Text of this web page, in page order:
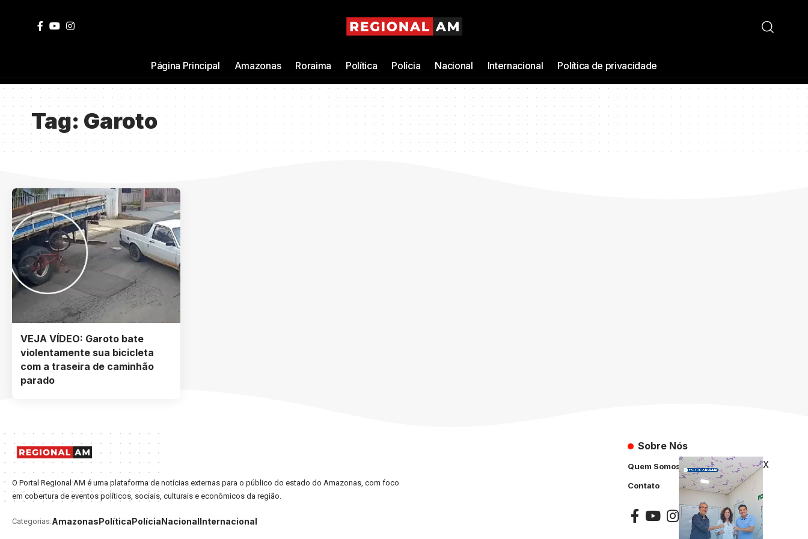
Página Principal Amazonas Roraima Política Polícia Nacional Internacional Política de privacidade
Tag: Garoto
VEJA VÍDEO: Garoto bate
violentamente sua bicicleta
com a traseira de caminhão
parado
O Portal Regional AM é uma plataforma de notícias externas para o público do estado do Amazonas, com foco
em cobertura de eventos políticos, sociais, culturais e econômicos da região.
Categorias:AmazonasPolíticaPolíciaNacionalInternacional
Sobre Nós
Quem Somos
Contato
X